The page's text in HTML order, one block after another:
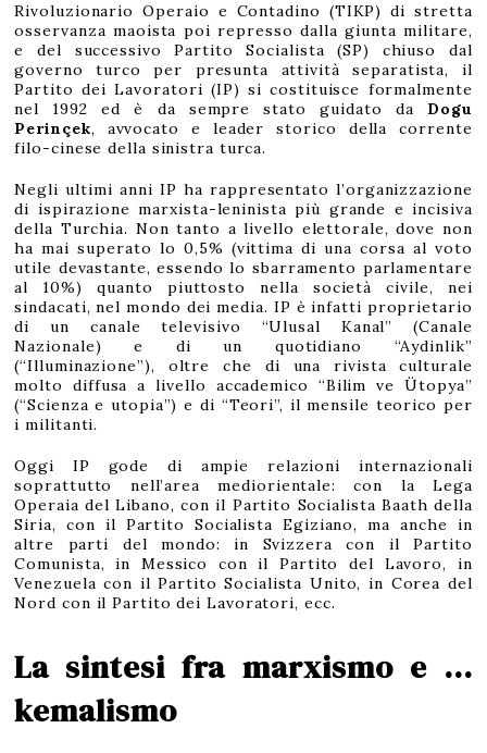
Rivoluzionario Operaio e Contadino (TIKP) di stretta
osservanza maoista poi represso dalla giunta militare,
e del successivo Partito Socialista (SP) chiuso dal
governo turco per presunta attività separatista, il
Partito dei Lavoratori (IP) si costituisce formalmente
nel 1992 ed è da sempre stato guidato da Dogu
Perinçek, avvocato e leader storico della corrente
filo-cinese della sinistra turca.
Negli ultimi anni IP ha rappresentato l’organizzazione
di ispirazione marxista-leninista più grande e incisiva
della Turchia. Non tanto a livello elettorale, dove non
ha mai superato lo 0,5% (vittima di una corsa al voto
utile devastante, essendo lo sbarramento parlamentare
al 10%) quanto piuttosto nella società civile, nei
sindacati, nel mondo dei media. IP è infatti proprietario
di un canale televisivo “Ulusal Kanal” (Canale
Nazionale) e di un quotidiano “Aydinlik”
(“Illuminazione”), oltre che di una rivista culturale
molto diffusa a livello accademico “Bilim ve Ütopya”
(“Scienza e utopia”) e di “Teori”, il mensile teorico per
i militanti.
Oggi IP gode di ampie relazioni internazionali
soprattutto nell’area mediorientale: con la Lega
Operaia del Libano, con il Partito Socialista Baath della
Siria, con il Partito Socialista Egiziano, ma anche in
altre parti del mondo: in Svizzera con il Partito
Comunista, in Messico con il Partito del Lavoro, in
Venezuela con il Partito Socialista Unito, in Corea del
Nord con il Partito dei Lavoratori, ecc.
La sintesi fra marxismo e …
kemalismo